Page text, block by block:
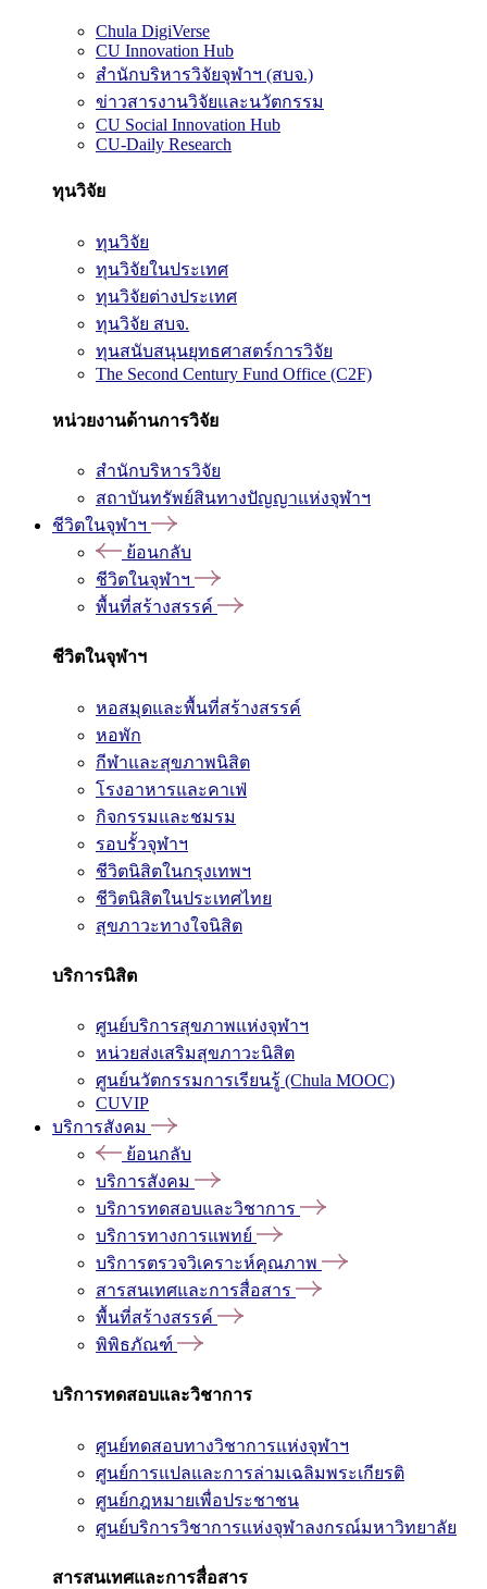
Chula DigiVerse
CU Innovation Hub
สำนักบริหารวิจัยจุฬาฯ (สบจ.)
ข่าวสารงานวิจัยและนวัตกรรม
CU Social Innovation Hub
CU-Daily Research
ทุนวิจัย
ทุนวิจัย
ทุนวิจัยในประเทศ
ทุนวิจัยต่างประเทศ
ทุนวิจัย สบจ.
ทุนสนับสนุนยุทธศาสตร์การวิจัย
The Second Century Fund Office (C2F)
หน่วยงานด้านการวิจัย
สำนักบริหารวิจัย
สถาบันทรัพย์สินทางปัญญาแห่งจุฬาฯ
ชีวิตในจุฬาฯ
ย้อนกลับ
ชีวิตในจุฬาฯ
พื้นที่สร้างสรรค์
ชีวิตในจุฬาฯ
หอสมุดและพื้นที่สร้างสรรค์
หอพัก
กีฬาและสุขภาพนิสิต
โรงอาหารและคาเฟ่
กิจกรรมและชมรม
รอบรั้วจุฬาฯ
ชีวิตนิสิตในกรุงเทพฯ
ชีวิตนิสิตในประเทศไทย
สุขภาวะทางใจนิสิต
บริการนิสิต
ศูนย์บริการสุขภาพแห่งจุฬาฯ
หน่วยส่งเสริมสุขภาวะนิสิต
ศูนย์นวัตกรรมการเรียนรู้ (Chula MOOC)
CUVIP
บริการสังคม
ย้อนกลับ
บริการสังคม
บริการทดสอบและวิชาการ
บริการทางการแพทย์
บริการตรวจวิเคราะห์คุณภาพ
สารสนเทศและการสื่อสาร
พื้นที่สร้างสรรค์
พิพิธภัณฑ์
บริการทดสอบและวิชาการ
ศูนย์ทดสอบทางวิชาการแห่งจุฬาฯ
ศูนย์การแปลและการล่ามเฉลิมพระเกียรติ
ศูนย์กฎหมายเพื่อประชาชน
ศูนย์บริการวิชาการแห่งจุฬาลงกรณ์มหาวิทยาลัย
สารสนเทศและการสื่อสาร